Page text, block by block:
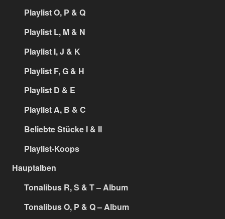
Playlist O, P & Q
Playlist L, M & N
Playlist I, J & K
Playlist F, G & H
Playlist D & E
Playlist A, B & C
Beliebte Stücke I & II
Playlist-Koops
Hauptalben
Tonalibus R, S & T – Album
Tonalibus O, P & Q – Album